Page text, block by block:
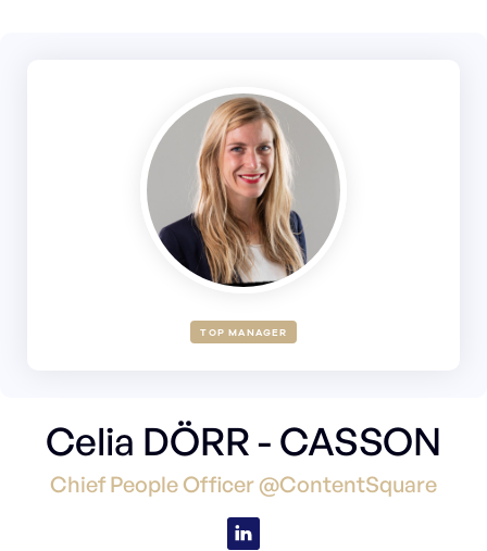
TOP MANAGER
Celia DÖRR - CASSON
Chief People Officer @ContentSquare